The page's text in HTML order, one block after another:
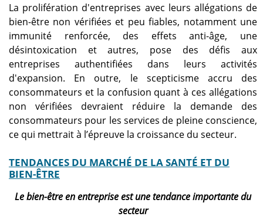
La prolifération d'entreprises avec leurs allégations de
bien-être non vérifiées et peu fiables, notamment une
immunité renforcée, des effets anti-âge, une
désintoxication et autres, pose des défis aux
entreprises authentifiées dans leurs activités
d'expansion. En outre, le scepticisme accru des
consommateurs et la confusion quant à ces allégations
non vérifiées devraient réduire la demande des
consommateurs pour les services de pleine conscience,
ce qui mettrait à l’épreuve la croissance du secteur.
TENDANCES DU MARCHÉ DE LA SANTÉ ET DU
BIEN-ÊTRE
Le bien-être en entreprise est une tendance importante du
secteur